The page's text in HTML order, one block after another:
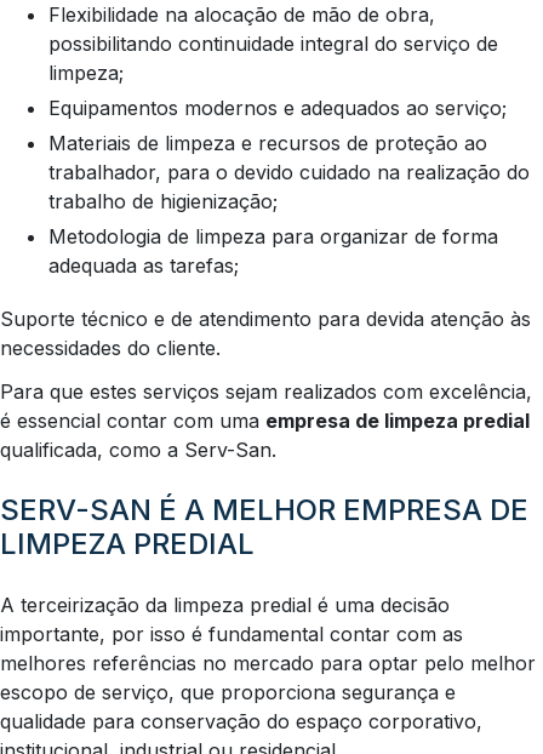
Flexibilidade na alocação de mão de obra,
possibilitando continuidade integral do serviço de
limpeza;
Equipamentos modernos e adequados ao serviço;
Materiais de limpeza e recursos de proteção ao
trabalhador, para o devido cuidado na realização do
trabalho de higienização;
Metodologia de limpeza para organizar de forma
adequada as tarefas;
Suporte técnico e de atendimento para devida atenção às
necessidades do cliente.
Para que estes serviços sejam realizados com excelência,
é essencial contar com uma empresa de limpeza predial
qualificada, como a Serv-San.
SERV-SAN É A MELHOR EMPRESA DE
LIMPEZA PREDIAL
A terceirização da limpeza predial é uma decisão
importante, por isso é fundamental contar com as
melhores referências no mercado para optar pelo melhor
escopo de serviço, que proporciona segurança e
qualidade para conservação do espaço corporativo,